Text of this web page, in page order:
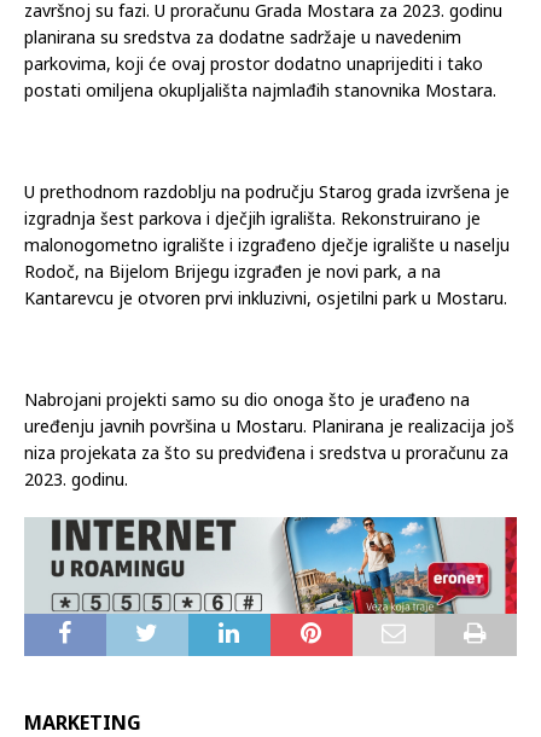
završnoj su fazi. U proračunu Grada Mostara za 2023. godinu
planirana su sredstva za dodatne sadržaje u navedenim
parkovima, koji će ovaj prostor dodatno unaprijediti i tako
postati omiljena okupljališta najmlađih stanovnika Mostara.
U prethodnom razdoblju na području Starog grada izvršena je
izgradnja šest parkova i dječjih igrališta. Rekonstruirano je
malonogometno igralište i izgrađeno dječje igralište u naselju
Rodoč, na Bijelom Brijegu izgrađen je novi park, a na
Kantarevcu je otvoren prvi inkluzivni, osjetilni park u Mostaru.
Nabrojani projekti samo su dio onoga što je urađeno na
uređenju javnih površina u Mostaru. Planirana je realizacija još
niza projekata za što su predviđena i sredstva u proračunu za
2023. godinu.
MARKETING